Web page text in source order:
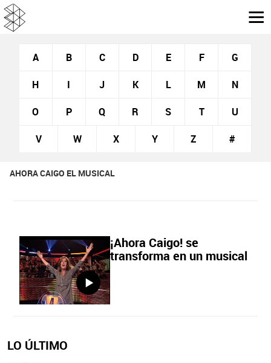
A B C D E F G
H I J K L M N
O P Q R S T U
V W X Y Z #
AHORA CAIGO EL MUSICAL
¡Ahora Caigo! se
transforma en un musical
LO ÚLTIMO